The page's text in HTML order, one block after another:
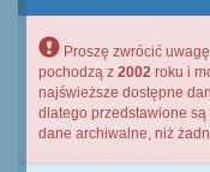
Proszę zwrócić
pochodzą z 2002 roku i
najświeższe dostępne
dlatego przedstawione
dane archiwalne, niż